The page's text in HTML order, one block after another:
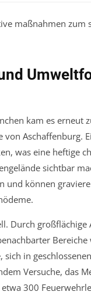
kam es erneut
von
was eine heftige
sichtbar
und können
Durch
in
Versuche, das
300